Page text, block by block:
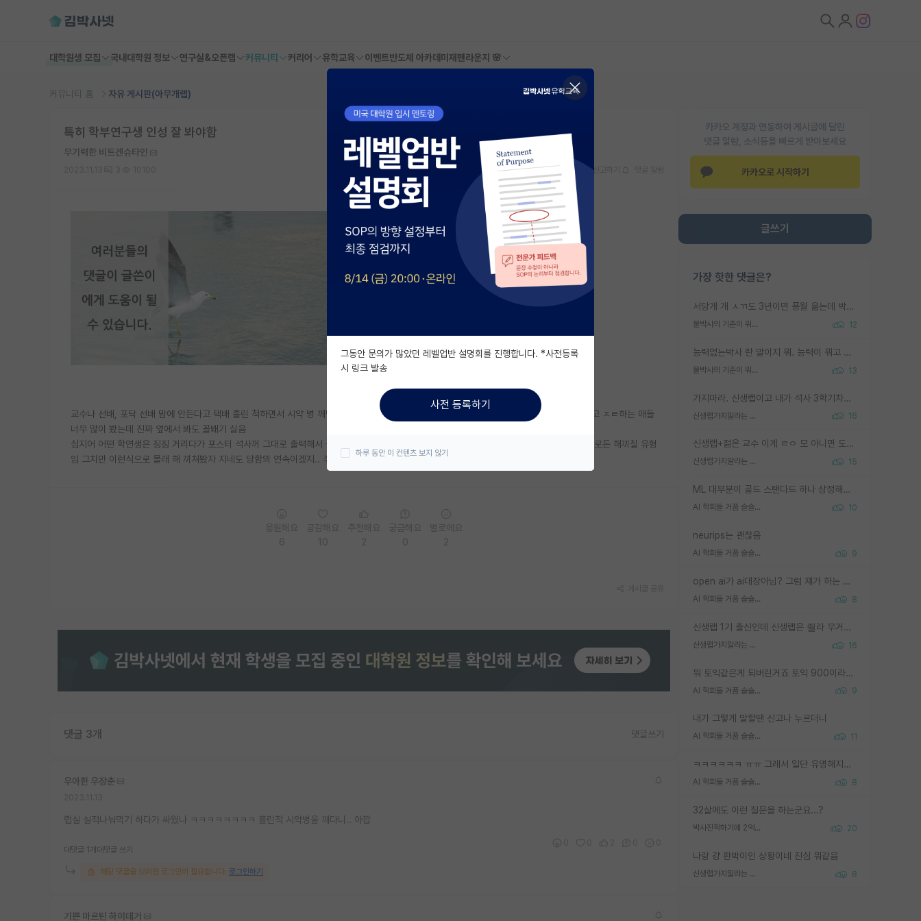
대학원생 모집 국내대학원 정보 연구실&오픈랩 커뮤니티 커리어 유학교육 이벤트반도체 아카데미 재팬라운지 🌸
커뮤니티 홈 자유 게시판(아무개랩)
카카오 계정과 연동하여 게시글에 달린
댓글 알람, 소식등을 빠르게 받아보세요
카카오로 시작하기
글쓰기
가장 핫한 댓글은?
서당개 개 ㅅㄲ도 3년이면 풍월 읊는데 박사 5년 이상 대리고 있으면서 물된건 교수 탓 맞는ㄱ게 거기가 서당이 아니란 소리임
물박사의 기준이 뭐임? 12
능력없는박사 란 말이지 뭐. 능력이 뭐고 능력이 있다는게 뭔지는 사람마다 기준이 다르니까 얘기해봐야 서로 자기 기준만 얘기해서 논쟁이 끝이 안나고. 주위에서 능력있고 야심있는 신입생이 교수가 유의미한 피드백을 아예 안주면서 제대로된 과제에 참여해볼 기회도 제공하지 않고 잡일 뺑뺑이만 돌려서 맨날 단순작업만 하면서 밤새다가 눈빛이 점점 죽어가는걸 본 사람은 물박사는 교수탓이라고 하고, 교수는 이것저것 알려도 주고 기회도 주고 사수 동기 붙여주면서 어떻게든 끌고가려고 하는데 본인이 매일 뺀질거리면서 출근 하는둥마는둥 하다가 기껏 와서도 폰이나 쳐다보다가 실험 망치고 저녁약속있어서 먼저 가볼게요~ 하는걸 본 사람은 물박사는 본인탓이라고 함.
물박사의 기준이 뭐임? 13
가지마라. 신생랩이고 내가 석사 3학기차인데 최고참인데 나도 아무것도 모르는데 교수가 후배들 왜 논문 교육 안시키냐. 논문 왜 안 써오냐 닦달한다
신생랩가지말라는 이유가 있었구나 16
신생랩+젊은 교수 이게 ㄹㅇ 모 아니면 도인듯.
신생랩가지말라는 이유가 있었구나 15
ML 대부분이 골드 스탠다드 하나 상정해놓고 (벤치마크 데이터셋이 여러 개면 여러 개 상정) 그거 얼마나 잘 맞추나 싸움임 가끔 번뜩이는 설계 철학을 보여주는 논문들도 있지만 대부분 그거 성적 얼마나 더 올리느라에 혈안이 되어 있는 측면이 잇음
AI 학회들 거품 슬슬 지적이 나오네요 10
neurips는 괜찮음
AI 학회들 거품 슬슬 지적이 나오네요 9
open ai가 ai대장아님? 그럼 쟤가 하는 말이 다 맞겠네
AI 학회들 거품 슬슬 지적이 나오네요 8
신생랩 1기 출신인데 신생랩은 줠라 무거운 바벨 같은거임. 들면 대박인데 못들면 깔려 죽음. 아무도 알려주지 않는 환경에서 자생해야하지만, 일단 살아남았다면 그 어떤 사람보다 악착같고 생존력 높은 사람으로 거듭날 수 있음
신생랩가지말라는 이유가 있었구나 16
뭐 토익같은게 되버린거죠 토익 900이라고 영어잘하는건 아닙니다만 잘하는사람은 다 900을 넘는 그런
AI 학회들 거품 슬슬 지적이 나오네요 9
내가 그렇게 말할땐 신고나 누르더니
AI 학회들 거품 슬슬 지적이 나오네요 11
ㅋㅋㅋㅋㅋㅋ ㅠㅠ 그래서 일단 유명해지는게 중요한거같습니다
AI 학회들 거품 슬슬 지적이 나오네요 8
32살에도 이런 질문을 하는군요...?
박사진학하기에 2억은 괜찮은 (?) 정도의 경제력인가요 20
나랑 걍 판박이인 상황이네 진심 뭐같음
신생랩가지말라는 이유가 있었구나 8
특히 학부연구생 인성 잘 봐야함
무기력한 비트겐슈타인
스크랩 신고하기
교수나 선배, 포닥 선배 맘에 안든다고 택배 흘린 척하면서 시약 병 깨먹고, 연구 플젝 깽판 쳐놓고, 공저 올려달라고 징징 거리거나, 성과 달라고 ㅈㄹ하는 애들
너무 많이 봤는데 진짜 옆에서 봐도 꼴봬기 싫음
심지어 어떤 학연생은 징징 거리다가 포스터 석사꺼 그대로 출력해서 실적 내고 그랬음 우리 과에 ㅋㅋ 작작 좀 했으면.. 이런 애들은 어떤 식으로든 해끼칠 유형
임 그치만 이런식으로 몰래 해 끼쳐봤자 지네도 당함의 연속이겠지.. 주변 사람들이 눈치가 없는 것도 아니고
댓글 3개 댓글쓰기
우아한 우장춘
랩실 실적나눠먹기 하다가 싸웠나 ㅋㅋㅋㅋㅋㅋㅋㅋ 흘린척 시약병을 깨다니.. 아깝
대댓글 1개 대댓글 쓰기
해당 댓글을 보려면 로그인이 필요합니다. 로그인하기
기쁜 마르틴 하이데거
그동안 문의가 많았던 레벨업반 설명회를 진행합니다. *사전등록
시 링크 발송
사전 등록하기
하루 동안 이 컨텐츠 보지 않기